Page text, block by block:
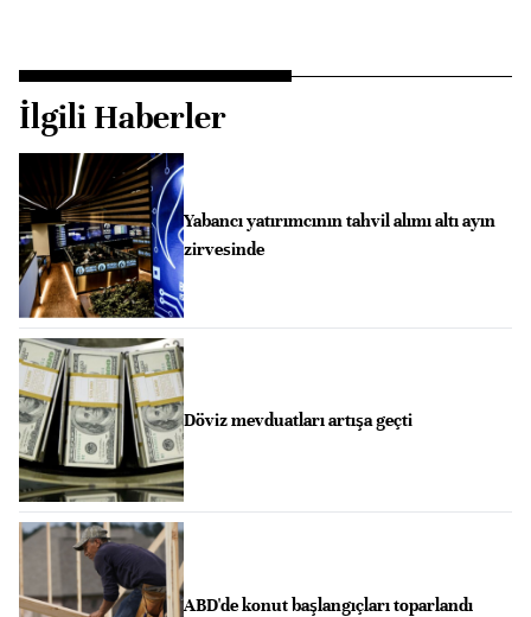
İlgili Haberler
Yabancı yatırımcının tahvil alımı altı ayın
zirvesinde
Döviz mevduatları artışa geçti
ABD'de konut başlangıçları toparlandı